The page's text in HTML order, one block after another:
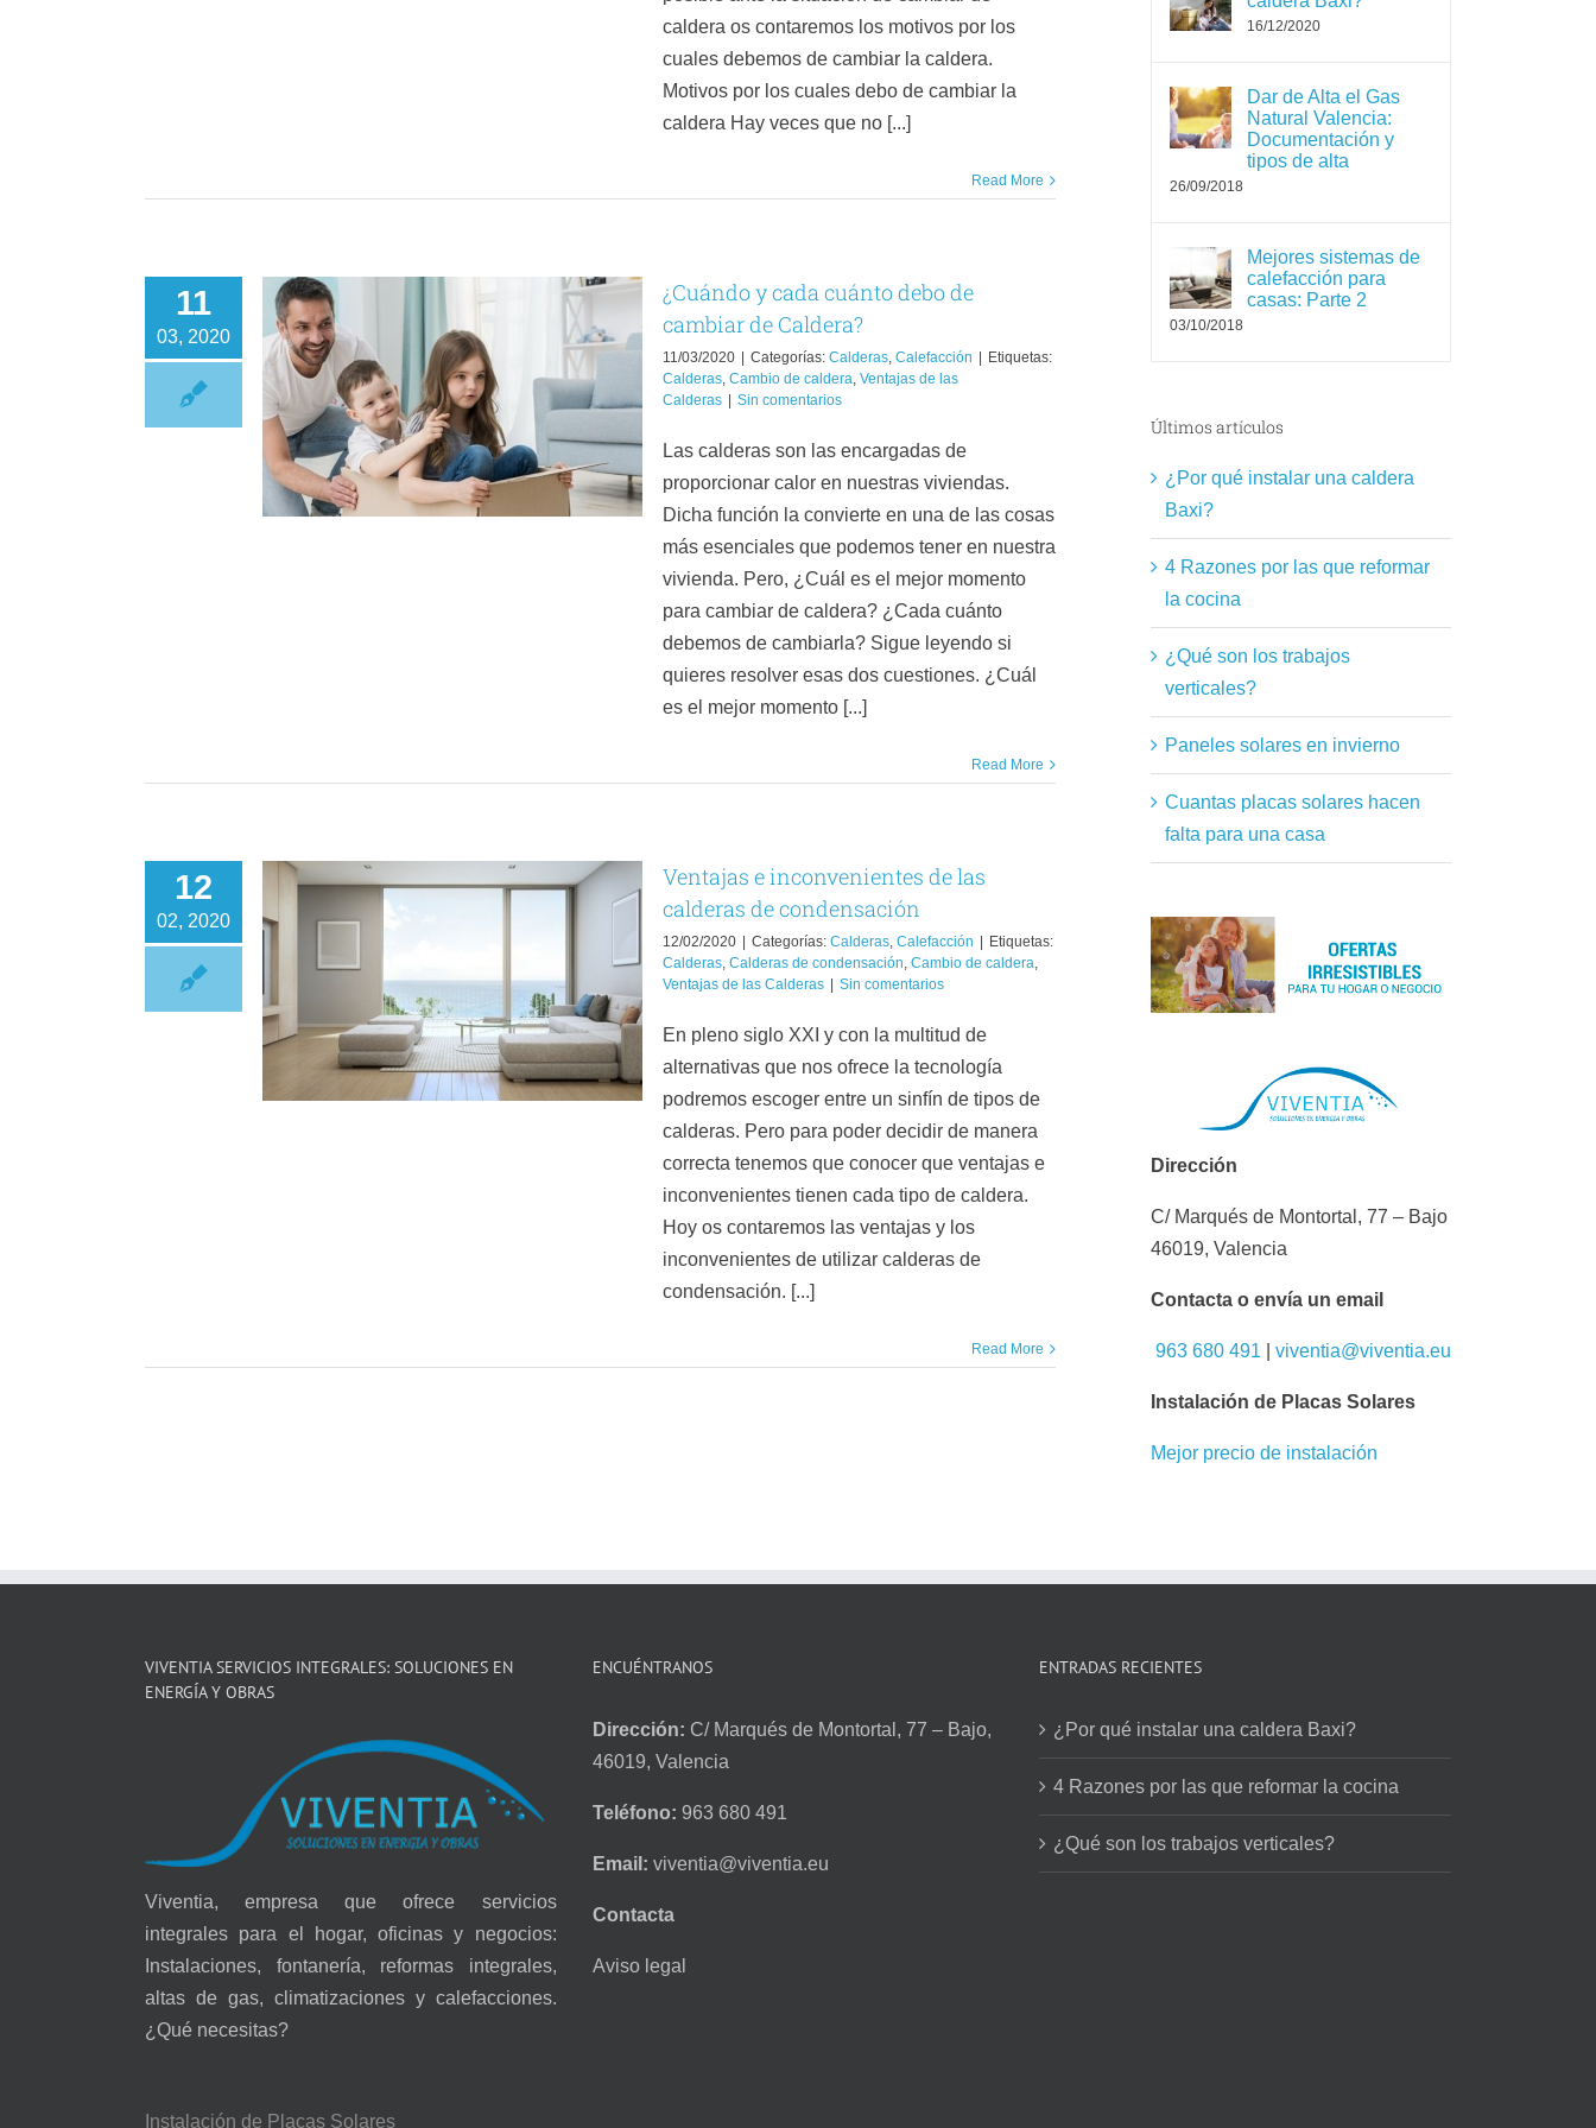
caldera os contaremos los motivos por los
cuales debemos de cambiar la caldera.
Motivos por los cuales debo de cambiar la
caldera Hay veces que no [...]
Read More
11
03, 2020
cuánto debo de cambiar
¿Cuándo y cada cuánto debo de
cambiar de Caldera?
11/03/2020 Categorías: Calderas, Calefacción
Etiquetas:
Calderas, Cambio de caldera, Ventajas de las
Calderas
Sin comentarios
Las calderas son las encargadas de
proporcionar calor en nuestras viviendas.
Dicha función la convierte en una de las cosas
más esenciales que podemos tener en nuestra
vivienda. Pero, ¿Cuál es el mejor momento
para cambiar de caldera? ¿Cada cuánto
debemos de cambiarla? Sigue leyendo si
quieres resolver esas dos cuestiones. ¿Cuál
es el mejor momento [...]
Read More
12
02, 2020
de las calderas
Ventajas e inconvenientes de las
calderas de condensación
12/02/2020 Categorías: Calderas, Calefacción
Etiquetas:
Calderas, Calderas de condensación, Cambio de caldera,
Ventajas de las Calderas
Sin comentarios
En pleno siglo XXI y con la multitud de
alternativas que nos ofrece la tecnología
podremos escoger entre un sinfín de tipos de
calderas. Pero para poder decidir de manera
correcta tenemos que conocer que ventajas e
inconvenientes tienen cada tipo de caldera.
Hoy os contaremos las ventajas y los
inconvenientes de utilizar calderas de
condensación. [...]
Read More
16/12/2020
Dar de Alta el Gas
Natural Valencia:
Documentación y
tipos de alta
26/09/2018
Mejores sistemas de
calefacción para
casas: Parte 2
03/10/2018
Últimos artículos
¿Por qué instalar una caldera
Baxi?
4 Razones por las que reformar
la cocina
¿Qué son los trabajos
verticales?
Paneles solares en invierno
Cuantas placas solares hacen
falta para una casa
Dirección
C/ Marqués de Montortal, 77 – Bajo
46019, Valencia
Contacta o envía un email
963 680 491 viventia@viventia.eu
Instalación de Placas Solares
Mejor precio de instalación
VIVENTIA SERVICIOS INTEGRALES: SOLUCIONES EN
ENERGÍA Y OBRAS
Viventia, empresa que ofrece servicios
integrales para el hogar, oficinas y negocios:
Instalaciones, fontanería, reformas integrales,
altas de gas, climatizaciones y calefacciones.
¿Qué necesitas?
Instalación de Placas Solares
ENCUÉNTRANOS
Dirección: C/ Marqués de Montortal, 77 – Bajo,
46019, Valencia
Teléfono: 963 680 491
Email: viventia@viventia.eu
Contacta
Aviso legal
ENTRADAS RECIENTES
¿Por qué instalar una caldera Baxi?
4 Razones por las que reformar la cocina
¿Qué son los trabajos verticales?